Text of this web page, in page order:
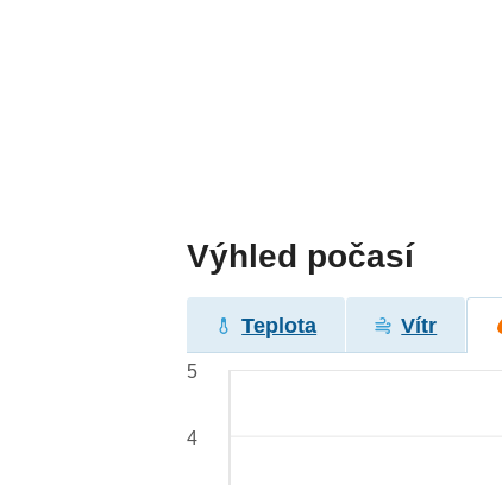
Výhled počasí
Teplota Vítr
5
4